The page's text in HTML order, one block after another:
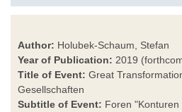
Author: Holubek-Schaum, Stefan
Year of Publication: 2019
Title of Event: Great
Gesellschaften
Subtitle of Event: Foren "Konturen